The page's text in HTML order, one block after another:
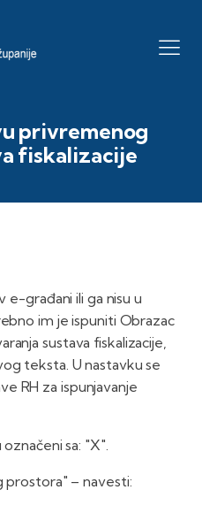
privremenog
fiskalizacije
e-građani ili ga nisu u
im je ispuniti Obrazac
sustava fiskalizacije,
teksta. U nastavku se
RH za ispunjavanje
sa: "X".
prostora" – navesti: